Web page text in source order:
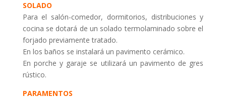
SOLADO
Para el salón-comedor, dormitorios, distribuciones y
cocina se dotará de un solado termolaminado sobre el
forjado previamente tratado.
En los baños se instalará un pavimento cerámico.
En porche y garaje se utilizará un pavimento de gres
rústico.
PARAMENTOS